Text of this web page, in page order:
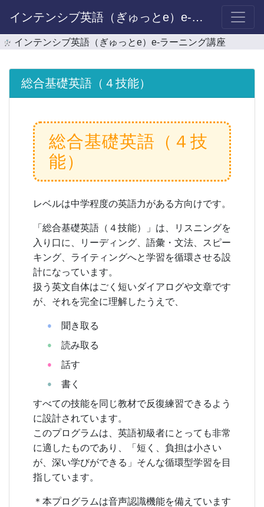
インテンシブ英語（ぎゅっとe）e-ラーニング講座
インテンシブ英語（ぎゅっとe）e-ラーニング講座
総合基礎英語（４技能）
総合基礎英語（４技
能）
レベルは中学程度の英語力がある方向けです。
「総合基礎英語（４技能）」は、リスニングを
入り口に、リーディング、語彙・文法、スピー
キング、ライティングへと学習を循環させる設
計になっています。
扱う英文自体はごく短いダイアログや文章です
が、それを完全に理解したうえで、
● 聞き取る
● 読み取る
● 話す
●
書く
すべての技能を同じ教材で反復練習できるよう
に設計されています。
このプログラムは、英語初級者にとっても非常
に適したものであり、「短く、負担は小さい
が、深い学びができる」そんな循環型学習を目
指しています。
＊本プログラムは音声認識機能を備えています